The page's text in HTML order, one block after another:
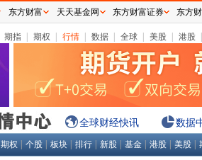
期指 | 期权 | 行情 | 数据 | 全球 | 美股 | 港股
全球财经快讯 数据
期权 | 个股 | 板块 | 排行 | 新股 | 基金 | 港股 | 美股 |
东方财富 天天基金网 东方财富证券 东方